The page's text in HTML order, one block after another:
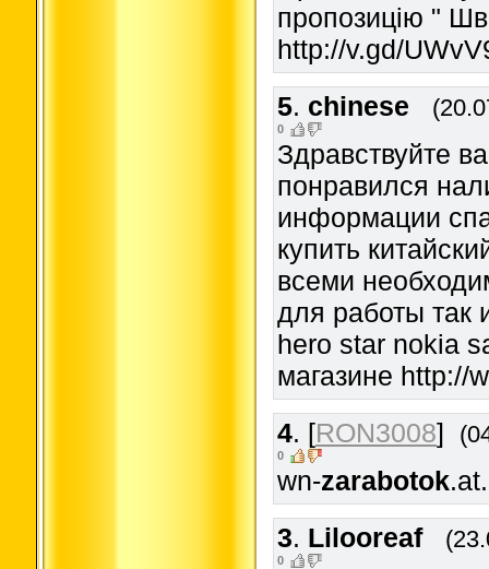
пропозицію "
http://v.gd/
5. chinese
0
Здравствуйте
понравился
информации
купить
всеми
для работы так
hero star nokia
магазине http://
4. [RON3008]
0
wn-zarabotok
3. Lilooreaf
0